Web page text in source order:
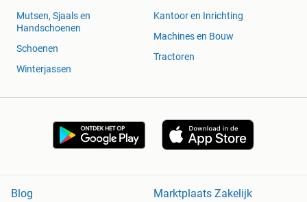
Mutsen, Sjaals en
Handschoenen
Schoenen
Winterjassen
Kantoor en Inrichting
Machines en Bouw
Tractoren
Blog
Marktplaats Zakelijk